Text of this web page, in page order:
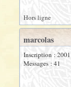
Hors ligne
marcolas
Inscription : 2001
Messages : 41